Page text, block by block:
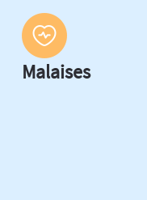
Malaises